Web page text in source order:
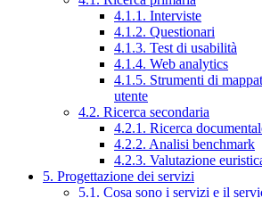
4.1.1. Interviste
4.1.2. Questionari
4.1.3. Test di usabilità
4.1.4. Web analytics
4.1.5. Strumenti di
utente
4.2. Ricerca secondaria
4.2.1. Ricerca
4.2.2. Analisi benchmark
4.2.3. Valutazione
5. Progettazione dei servizi
5.1. Cosa sono i servizi e il